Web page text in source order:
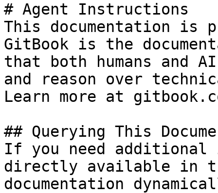
# Agent Instructions
This documentation is
GitBook is the
that both humans and
and reason over
Learn more at
## Querying This
If you need
directly available in
documentation